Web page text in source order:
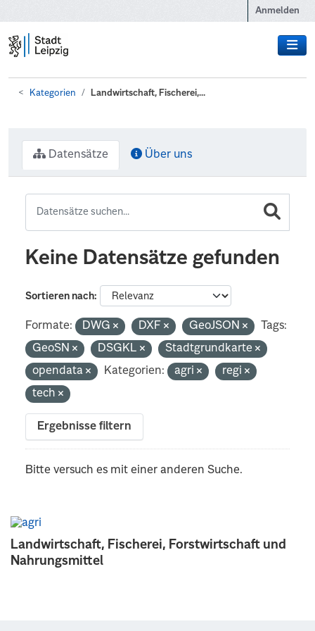
Anmelden
Kategorien Landwirtschaft, Fischerei,...
Landwirtschaft, Fischerei, Forstwirtschaft und
Nahrungsmittel
Datensätze Über uns
Keine Datensätze gefunden
Sortieren nach
Formate: DWG DXF GeoJSON
Tags:
GeoSN
DSGKL
Stadtgrundkarte
opendata
Kategorien: agri
regi
tech
Ergebnisse filtern
Bitte versuch es mit einer anderen Suche.